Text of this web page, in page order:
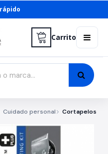
Carrito
Cuidado personal Cortapelos